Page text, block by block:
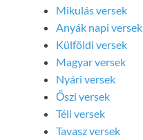
Mikulás versek
Anyák napi versek
Külföldi versek
Magyar versek
Nyári versek
Őszi versek
Téli versek
Tavasz versek